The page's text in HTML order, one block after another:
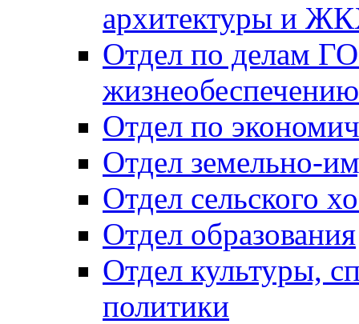
архитектуры и
Отдел по делам
Отдел по
Отдел земельно-
Отдел сельского
Отдел образования
Отдел культуры,
политики